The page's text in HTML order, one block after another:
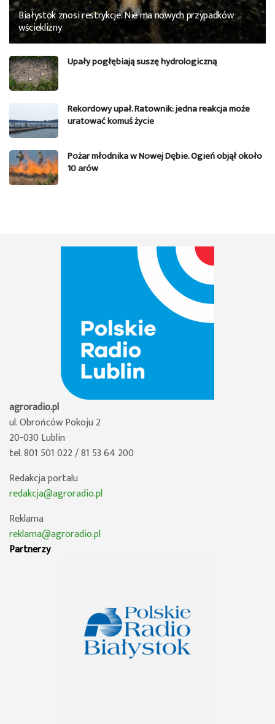
Białystok znosi restrykcje. Nie ma nowych przypadków
wścieklizny
Upały pogłębiają suszę hydrologiczną
Rekordowy upał. Ratownik: jedna reakcja może
uratować komuś życie
Pożar młodnika w Nowej Dębie. Ogień objął około
10 arów
agroradio.pl
ul. Obrońców Pokoju 2
20-030 Lublin
tel. 801 501 022 / 81 53 64 200
Redakcja portalu
redakcja@agroradio.pl
Reklama
reklama@agroradio.pl
Partnerzy